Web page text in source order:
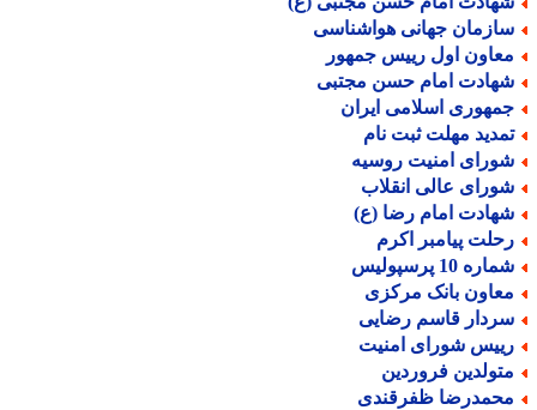
جهانی هواشناسی
اول رییس جمهور
امام حسن مجتبی
اسلامی ایران
مهلت ثبت نام
امنیت روسیه
عالی انقلاب
امام رضا (ع)
پیامبر اکرم
10 پرسپولیس
بانک مرکزی
قاسم رضایی
شورای امنیت
فروردین
ظفرقندی